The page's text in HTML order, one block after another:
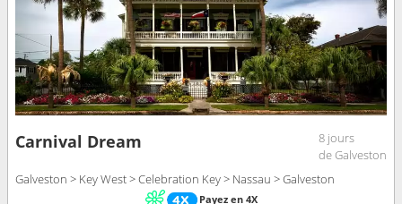
Carnival Dream
8 jours
de Galveston
Galveston > Key West > Celebration Key > Nassau > Galveston
Payez en 4X